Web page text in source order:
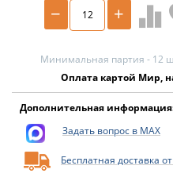
+
−
Минимальная партия - 12
Оплата картой Мир,
Дополнительная
Задать вопрос в MAX
Бесплатная доставка